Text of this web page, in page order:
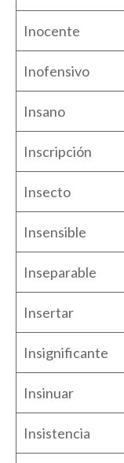
Inocente
Inofensivo
Insano
Inscripción
Insecto
Insensible
Inseparable
Insertar
Insignificante
Insinuar
Insistencia